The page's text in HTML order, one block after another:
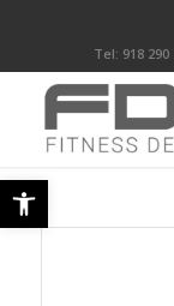
Abrir
Tel: 918 290